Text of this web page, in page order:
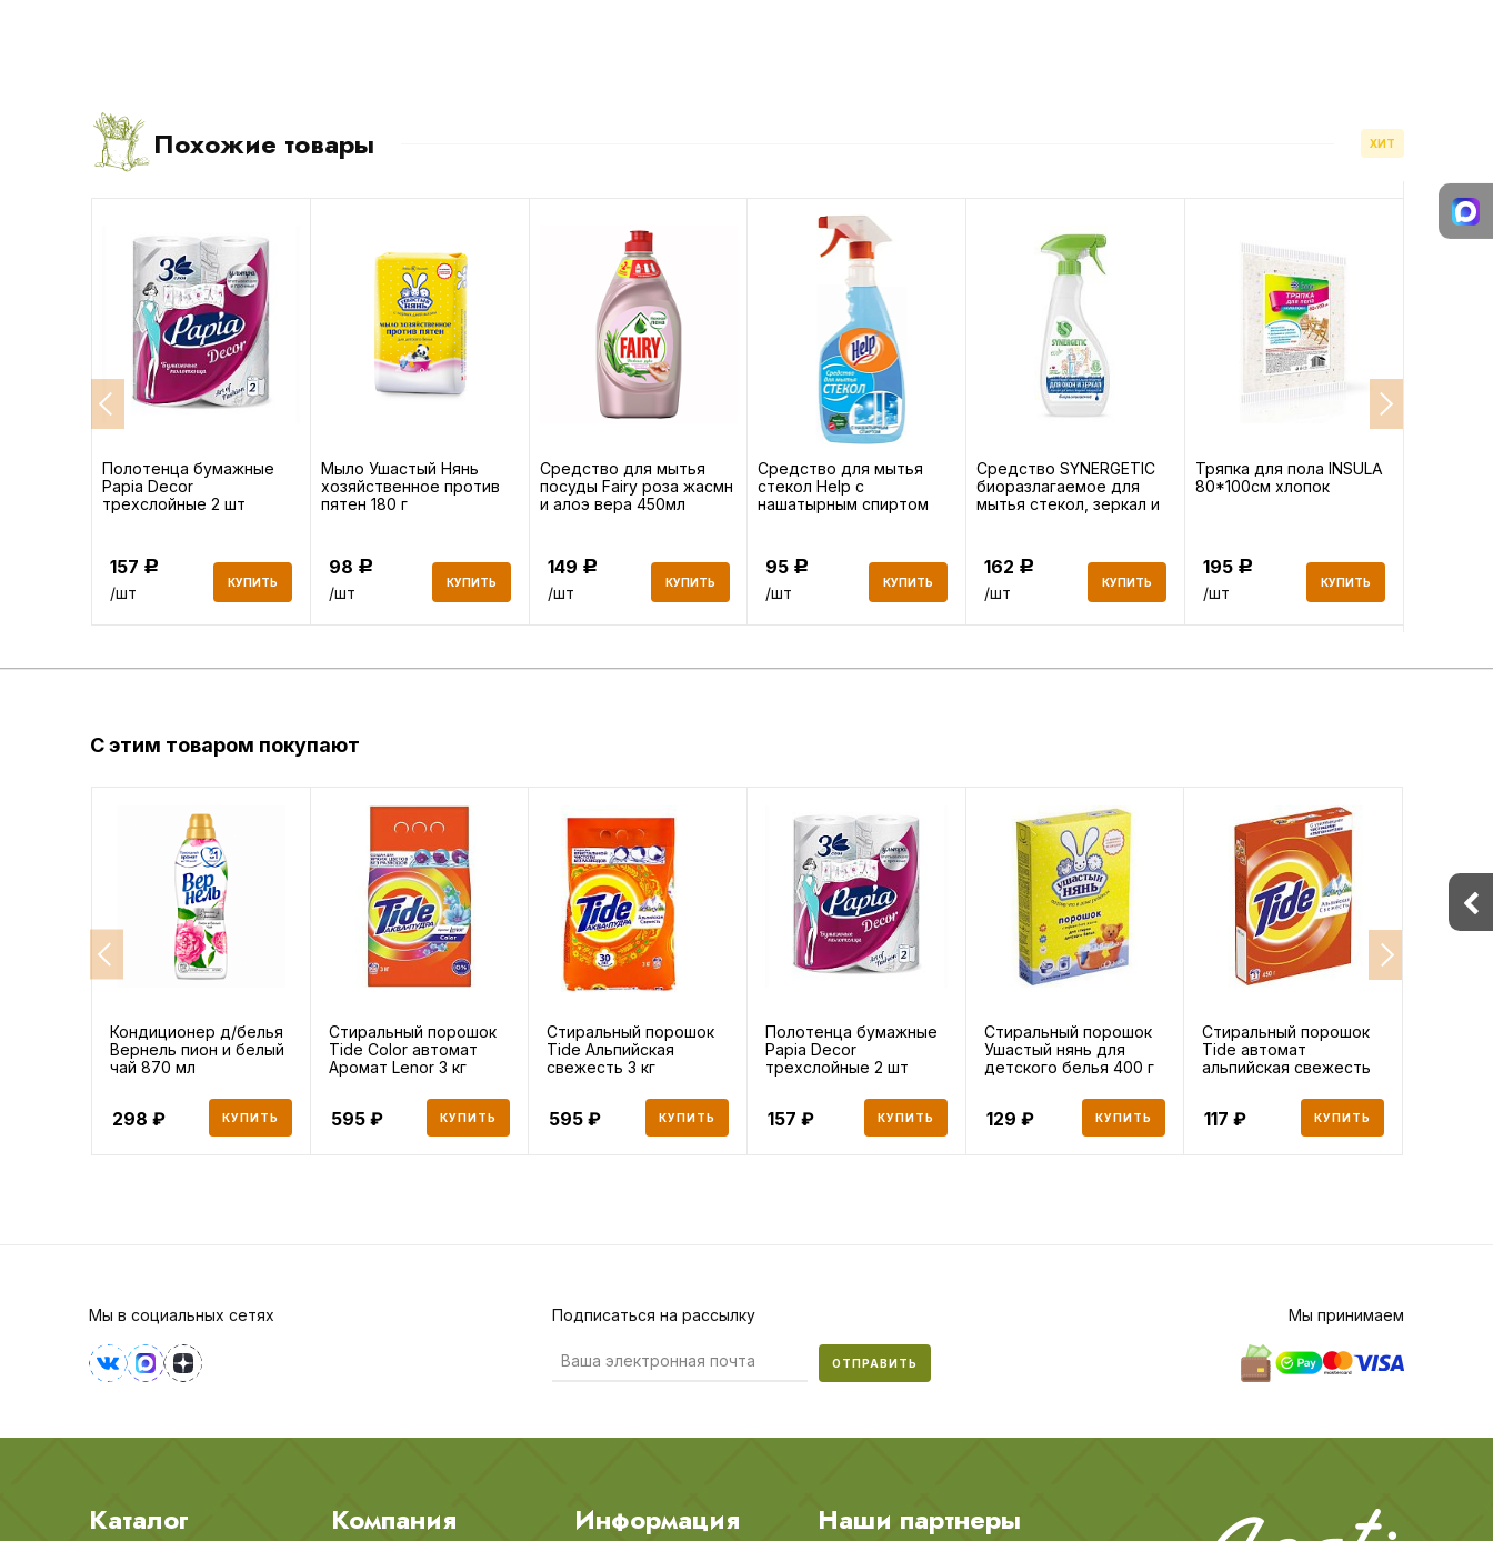
Похожие товары ХИТ
Полотенца бумажные
Papia Decor
трехслойные 2 шт
157 Р
/шт
КУПИТЬ
Мыло Ушастый Нянь
хозяйственное против
пятен 180 г
98 Р
/шт
КУПИТЬ
Средство для мытья
посуды Fairy роза жасмн
и алоэ вера 450мл
149 Р
/шт
КУПИТЬ
Средство для мытья
стекол Help с
нашатырным спиртом
95 Р
/шт
КУПИТЬ
Средство SYNERGETIC
биоразлагаемое для
мытья стекол, зеркал и
162 Р
/шт
КУПИТЬ
Тряпка для пола INSULA
80*100см хлопок
195 Р
/шт
КУПИТЬ
С этим товаром покупают
Кондиционер д/белья
Вернель пион и белый
чай 870 мл
298 КУПИТЬ
Стиральный порошок
Tide Color автомат
Аромат Lenor 3 кг
595 КУПИТЬ
Стиральный порошок
Tide Альпийская
свежесть 3 кг
595 КУПИТЬ
Полотенца бумажные
Papia Decor
трехслойные 2 шт
157 КУПИТЬ
Стиральный порошок
Ушастый нянь для
детского белья 400 г
129 КУПИТЬ
Стиральный порошок
Tide автомат
альпийская свежесть
117 КУПИТЬ
Мы в социальных сетях Подписаться на рассылку
ОТПРАВИТЬ
Мы принимаем
Каталог Компания Информация Наши партнеры